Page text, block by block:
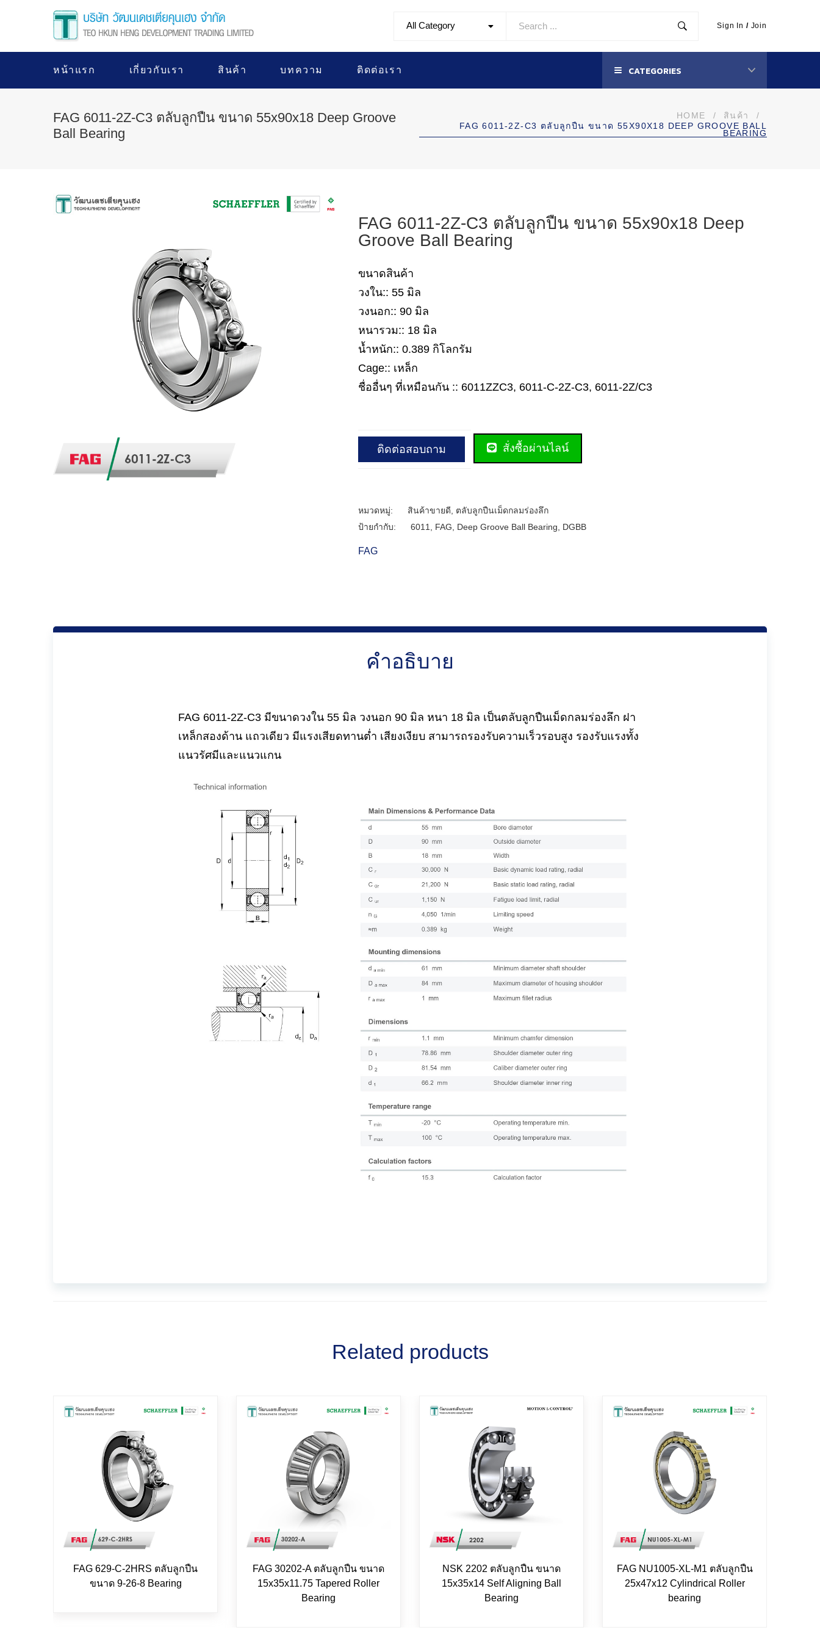
All Category Sign In / Join
หน้าแรก เกี่ยวกับเรา สินค้า บทความ ติดต่อเรา CATEGORIES
FAG 6011-2Z-C3 ตลับลูกปืน ขนาด 55x90x18 Deep Groove
Ball Bearing
HOME / สินค้า
/
FAG 6011-2Z-C3 ตลับลูกปืน ขนาด 55X90X18 DEEP GROOVE BALL
BEARING
FAG 6011-2Z-C3 ตลับลูกปืน ขนาด 55x90x18 Deep
Groove Ball Bearing
ขนาดสินค้า
วงใน:: 55 มิล
วงนอก:: 90 มิล
หนารวม:: 18 มิล
น้ำหนัก:: 0.389 กิโลกรัม
Cage:: เหล็ก
ชื่ออื่นๆ ที่เหมือนกัน :: 6011ZZC3, 6011-C-2Z-C3, 6011-2Z/C3
ติดต่อสอบถาม สั่งซื้อผ่านไลน์
หมวดหมู่: สินค้าขายดี
ตลับลูกปืนเม็ดกลมร่องลึก
ป้ายกำกับ:
6011 FAG Deep Groove Ball Bearing DGBB
FAG
คำอธิบาย
FAG 6011-2Z-C3 มีขนาดวงใน 55 มิล วงนอก 90 มิล หนา 18 มิล เป็นตลับลูกปืนเม็ดกลมร่องลึก ฝา
เหล็กสองด้าน แถวเดียว มีแรงเสียดทานต่ำ เสียงเงียบ สามารถรองรับความเร็วรอบสูง รองรับแรงทั้ง
แนวรัศมีและแนวแกน
Related products
FAG 629-C-2HRS ตลับลูกปืน
ขนาด 9-26-8 Bearing
FAG 30202-A ตลับลูกปืน ขนาด
15x35x11.75 Tapered Roller
Bearing
NSK 2202 ตลับลูกปืน ขนาด
15x35x14 Self Aligning Ball
Bearing
FAG NU1005-XL-M1 ตลับลูกปืน
25x47x12 Cylindrical Roller
bearing